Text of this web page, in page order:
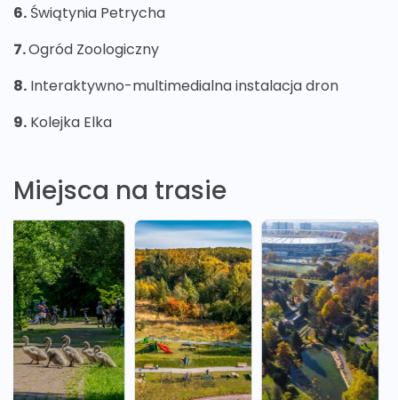
6. Świątynia Petrycha
7.Ogród Zoologiczny
8. Interaktywno-multimedialna instalacja dron
9. Kolejka Elka
Miejsca na trasie